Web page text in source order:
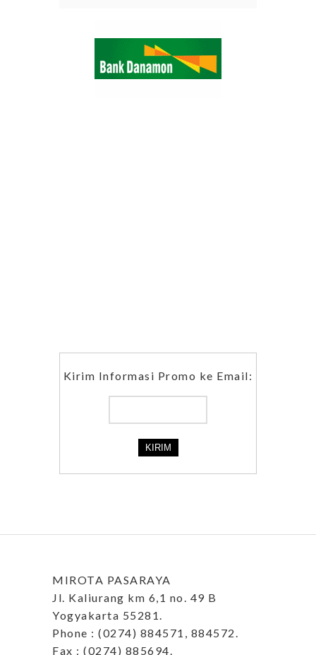
Kirim Informasi Promo ke Email:
MIROTA PASARAYA
Jl. Kaliurang km 6,1 no. 49 B
Yogyakarta 55281.
Phone : (0274) 884571, 884572.
Fax : (0274) 885694.